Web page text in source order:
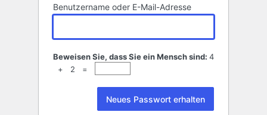
Benutzername oder E-Mail-Adresse
Beweisen Sie, dass Sie ein Mensch sind: 4
+ 2 =